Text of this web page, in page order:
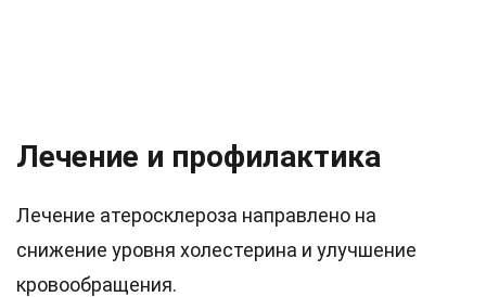
Лечение и профилактика
Лечение атеросклероза направлено на
снижение уровня холестерина и улучшение
кровообращения.